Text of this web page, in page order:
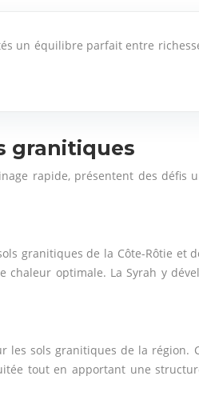
un équilibre parfait entre
granitiques
rapide, présentent des
granitiques de la Côte-Rôtie
optimale. La Syrah y
les sols granitiques de la
tout en apportant une